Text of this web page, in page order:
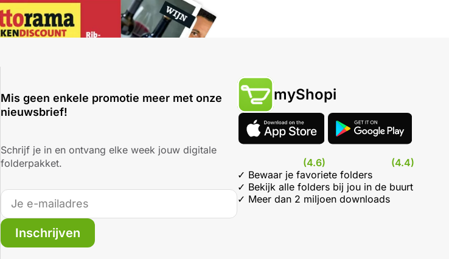
Mis geen enkele promotie meer met onze
nieuwsbrief!
Schrijf je in en ontvang elke week jouw digitale
folderpakket.
Inschrijven
myShopi
(4.6)
(4.4)
✓ Bewaar je favoriete folders
✓ Bekijk alle folders bij jou in de buurt
✓ Meer dan 2 miljoen downloads